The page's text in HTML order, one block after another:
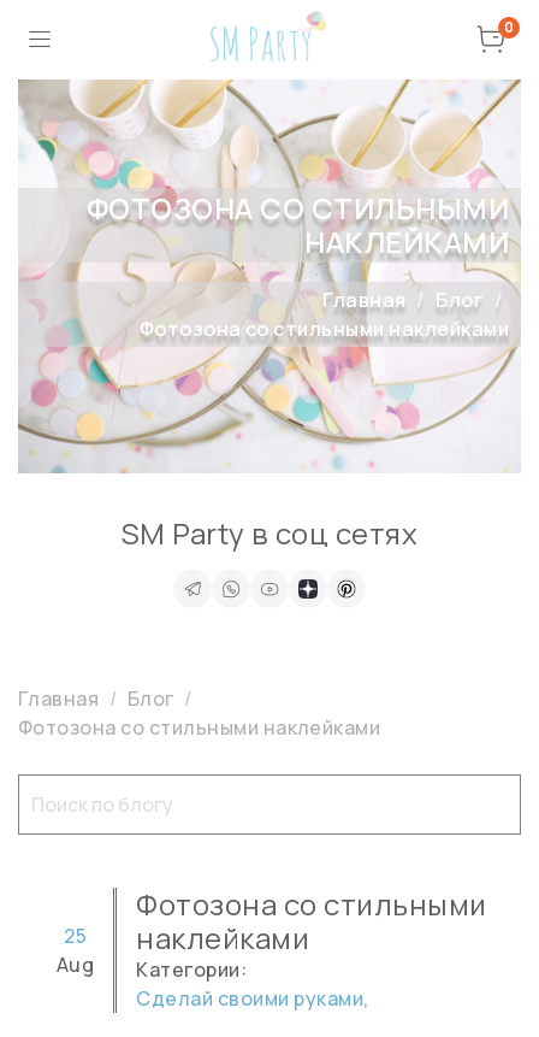
0
ФОТОЗОНА СО СТИЛЬНЫМИ
НАКЛЕЙКАМИ
Главная
Блог
Фотозона со стильными наклейками
Главная
Блог
Фотозона со стильными наклейками
Фотозона со стильными
наклейками
25
Aug
Категории:
Сделай своими руками,
SM Party в соц сетях